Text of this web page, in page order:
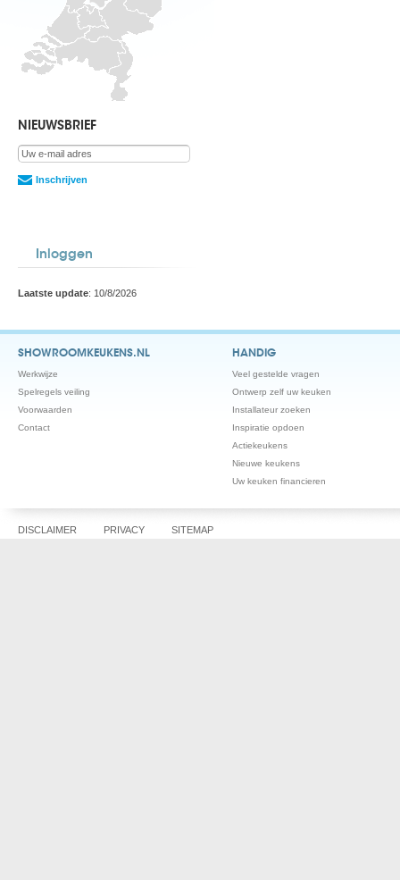
NIEUWSBRIEF
Inschrijven
Inloggen
Laatste update: 10/8/2026
SHOWROOMKEUKENS.NL
Werkwijze
Spelregels veiling
Voorwaarden
Contact
HANDIG
Veel gestelde vragen
Ontwerp zelf uw keuken
Installateur zoeken
Inspiratie opdoen
Actiekeukens
Nieuwe keukens
Uw keuken financieren
DISCLAIMER PRIVACY SITEMAP